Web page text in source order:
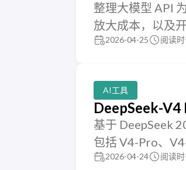
整理大模型 API
放大成本，以及
2026-04-25 阅读
AI工具
DeepSeek-
基于 DeepSeek
包括 V4-Pro、
2026-04-24 阅读